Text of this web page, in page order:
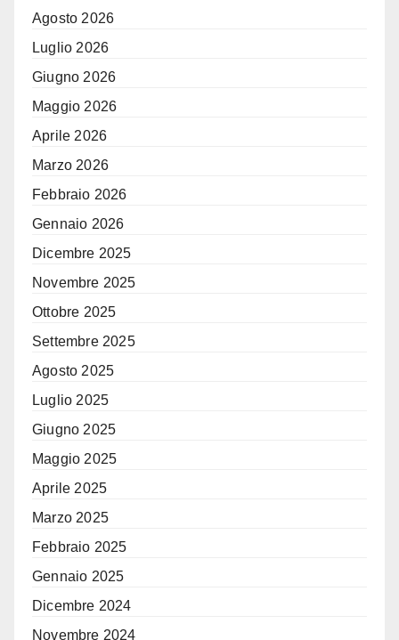
Agosto 2026
Luglio 2026
Giugno 2026
Maggio 2026
Aprile 2026
Marzo 2026
Febbraio 2026
Gennaio 2026
Dicembre 2025
Novembre 2025
Ottobre 2025
Settembre 2025
Agosto 2025
Luglio 2025
Giugno 2025
Maggio 2025
Aprile 2025
Marzo 2025
Febbraio 2025
Gennaio 2025
Dicembre 2024
Novembre 2024